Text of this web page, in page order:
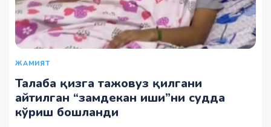
ЖАМИЯТ
Талаба қизга тажовуз қилгани
айтилган “замдекан иши”ни судда
кўриш бошланди